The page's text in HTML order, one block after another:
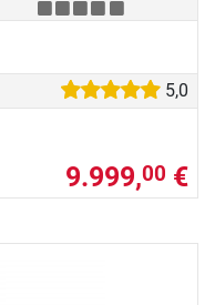
5,0
9.999,00 €